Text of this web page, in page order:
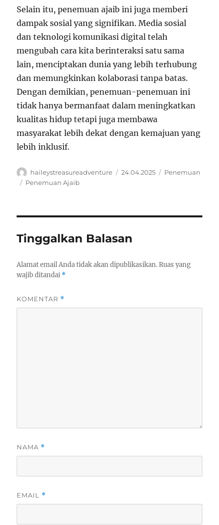
Selain itu, penemuan ajaib ini juga memberi
dampak sosial yang signifikan. Media sosial
dan teknologi komunikasi digital telah
mengubah cara kita berinteraksi satu sama
lain, menciptakan dunia yang lebih terhubung
dan memungkinkan kolaborasi tanpa batas.
Dengan demikian, penemuan-penemuan ini
tidak hanya bermanfaat dalam meningkatkan
kualitas hidup tetapi juga membawa
masyarakat lebih dekat dengan kemajuan yang
lebih inklusif.
Author
haileystreasureadventure
Posted
24.04.2025 Categories
Penemuan
Tags
Penemuan Ajaib
Tinggalkan Balasan
Alamat email Anda tidak akan dipublikasikan. Ruas yang
wajib ditandai *
KOMENTAR *
NAMA *
EMAIL *